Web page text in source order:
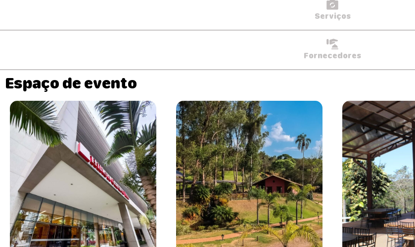
Serviços
Fornecedores
Espaço de evento